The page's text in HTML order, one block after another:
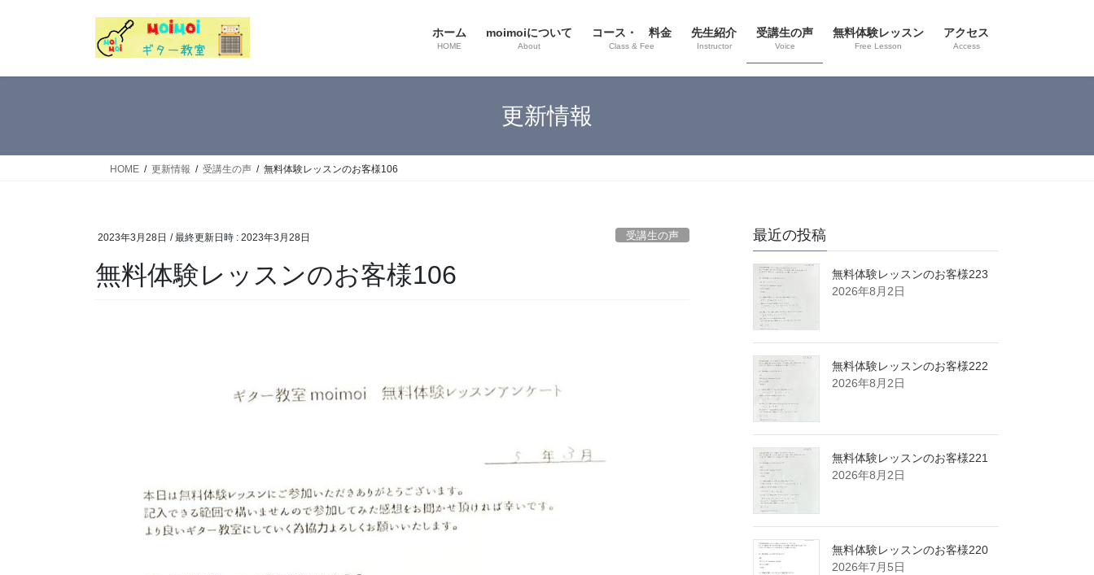
ホーム
HOME
moimoiについて
About
コース・ 料金
Class & Fee
先生紹介
Instructor
受講生の声
Voice
無料体験レッスン
Free Lesson
アクセス
Access
更新情報
HOME 更新情報 受講生の声 無料体験レッスンのお客様106
2023年3月28日 / 最終更新日時 : 2023年3月28日 受講生の声
無料体験レッスンのお客様106
最近の投稿
無料体験レッスンのお客様223
2026年8月2日
無料体験レッスンのお客様222
2026年8月2日
無料体験レッスンのお客様221
2026年8月2日
無料体験レッスンのお客様220
2026年7月5日